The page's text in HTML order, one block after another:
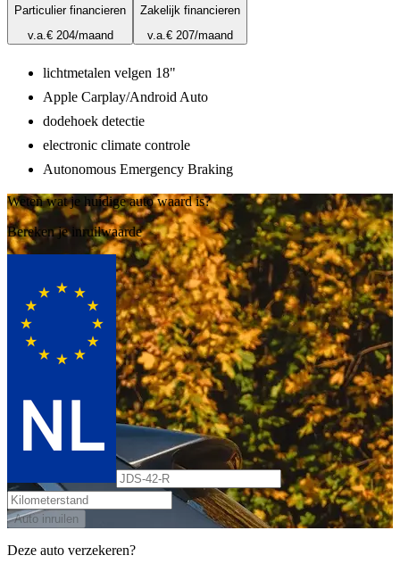
Particulier financieren
v.a.€ 204/maand
Zakelijk financieren
v.a.€ 207/maand
lichtmetalen velgen 18"
Apple Carplay/Android Auto
dodehoek detectie
electronic climate controle
Autonomous Emergency Braking
Weten wat je huidige auto waard is?
Bereken je inruilwaarde
Auto inruilen
Deze auto verzekeren?